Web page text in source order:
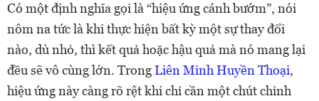
Có một định nghĩa gọi là “hiệu ứng cánh bướm”, nói
nôm na tức là khi thực hiện bất kỳ một sự thay đổi
nào, dù nhỏ, thì kết quả hoặc hậu quả mà nó mang lại
đều sẽ vô cùng lớn. TrongLiên Minh Huyền Thoại,
hiệu ứng này càng rõ rệt khi chỉ cần một chút chỉnh